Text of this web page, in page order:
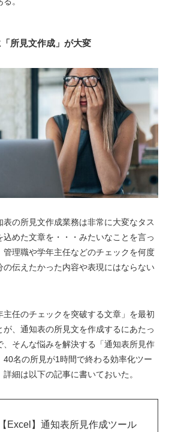
所見文作成」が大変
の所見文作成業務は非常に大変なタス
めた文章を・・・みたいなことを言っ
管理職や学年主任などのチェックを何度
の伝えたかった内容や表現にはならない
任のチェックを突破する文章」を最初
、通知表の所見文を作成するにあたっ
、そんな悩みを解決する「通知表所見作
40名の所見が1時間で終わる効率化ツー
細は以下の記事に書いておいた。
【Excel】通知表所見作成ツール